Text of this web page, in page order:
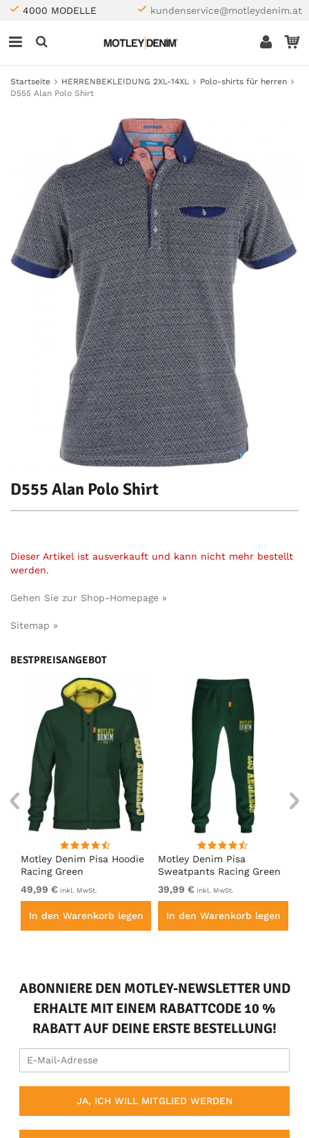
4000 MODELLE kundenservice@motleydenim.at
Startseite HERRENBEKLEIDUNG 2XL-14XL
Polo-shirts für herren
D555 Alan Polo Shirt
D555 Alan Polo Shirt
Dieser Artikel ist ausverkauft und kann nicht mehr bestellt
werden.
Gehen Sie zur Shop-Homepage »
Sitemap »
BESTPREISANGEBOT
Motley Denim Pisa Hoodie
Racing Green
49,99 € inkl. MwSt.
In den Warenkorb legen
Motley Denim Pisa
Sweatpants Racing Green
39,99 € inkl. MwSt.
In den Warenkorb legen
ABONNIERE DEN MOTLEY-NEWSLETTER UND
ERHALTE MIT EINEM RABATTCODE 10 %
RABATT AUF DEINE ERSTE BESTELLUNG!
JA, ICH WILL MITGLIED WERDEN